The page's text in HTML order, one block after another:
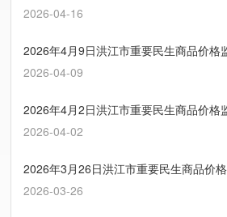
2026-04-16
2026年4月9日洪江市重要民生商品价格
2026-04-09
2026年4月2日洪江市重要民生商品价格
2026-04-02
2026年3月26日洪江市重要民生商品价
2026-03-26